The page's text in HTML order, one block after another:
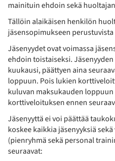
mainituin ehdoin sekä
Tällöin alaikäisen henkilön
jäsensopimukseen
Jäsenyydet ovat voimassa
ehdoin toistaiseksi.
kuukausi, päättyen aina
loppuun. Pois lukien
kuluvan maksukauden
korttiveloituksen ennen
Jäsenyyttä ei voi päättää
koskee kaikkia jäsenyyksiä
(pienryhmä sekä personal
seuraavat: